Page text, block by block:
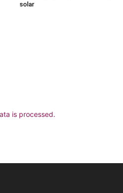
solar
is processed.